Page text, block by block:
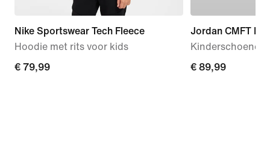
Nike Sportswear Tech Fleece
Hoodie met rits voor kids
€ 79,99
€ 79,99
Jordan CMFT Era
Kinderschoenen
€ 89,99
€ 89,99